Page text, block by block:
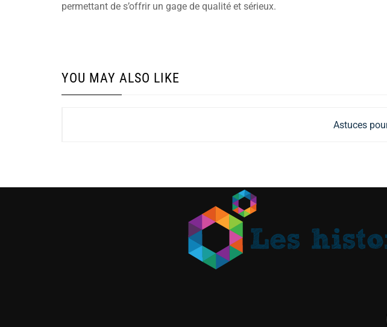
permettant de s’offrir un gage de qualité et sérieux.
YOU MAY ALSO LIKE
Next
Astuces